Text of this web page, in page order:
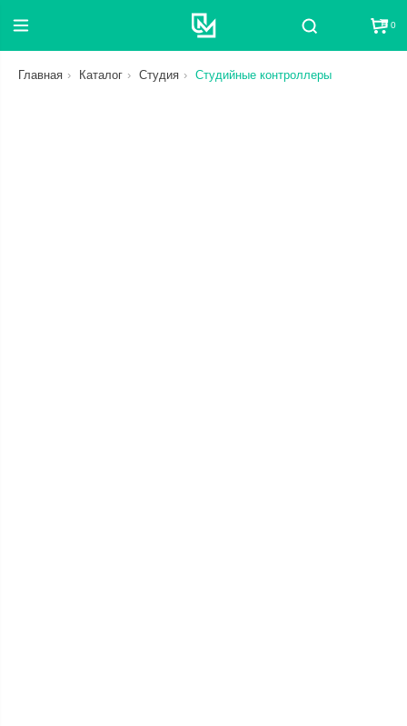
Поиск 0
Главная Каталог Студия Студийные контроллеры